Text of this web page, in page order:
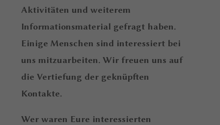
Aktivitäten und weiterem
Informationsmaterial gefragt haben.
Einige Menschen sind interessiert bei
uns mitzuarbeiten. Wir freuen uns auf
die Vertiefung der geknüpften
Kontakte.
Wer waren Eure interessierten